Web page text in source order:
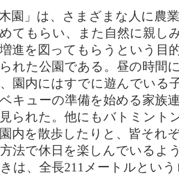
木園」は、さまざまな人に農
てもらい、また自然に親し
進を図ってもらうという目
れた公園である。昼の時間
園内にはすでに遊んでいる
キューの準備を始める家族
られた。他にもバトミント
内を散歩したりと、皆それ
法で休日を楽しんでいるよ
は、全長211メートルとい